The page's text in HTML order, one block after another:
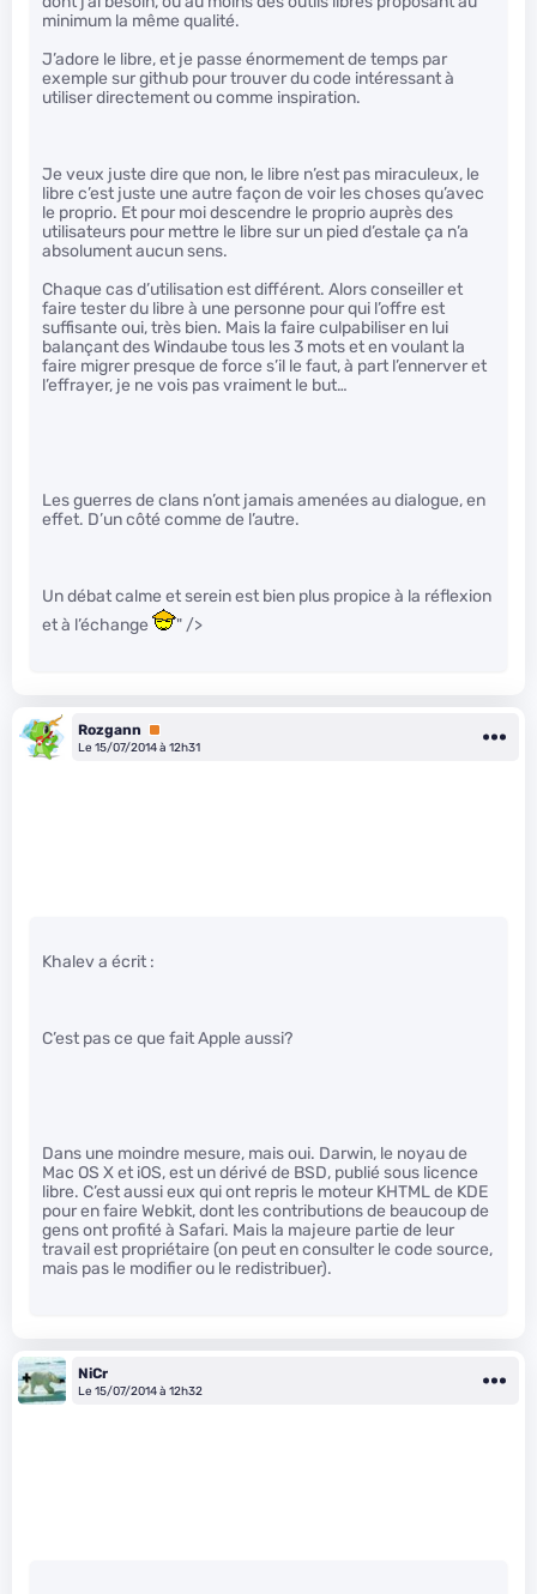
minimum la même qualité.
J’adore le libre, et je passe énormement de temps par
exemple sur github pour trouver du code intéressant à
utiliser directement ou comme inspiration.
Je veux juste dire que non, le libre n’est pas miraculeux, le
libre c’est juste une autre façon de voir les choses qu’avec
le proprio. Et pour moi descendre le proprio auprès des
utilisateurs pour mettre le libre sur un pied d’estale ça n’a
absolument aucun sens.
Chaque cas d’utilisation est différent. Alors conseiller et
faire tester du libre à une personne pour qui l’offre est
suffisante oui, très bien. Mais la faire culpabiliser en lui
balançant des Windaube tous les 3 mots et en voulant la
faire migrer presque de force s’il le faut, à part l’ennerver et
l’effrayer, je ne vois pas vraiment le but…
Les guerres de clans n’ont jamais amenées au dialogue, en
effet. D’un côté comme de l’autre.
Un débat calme et serein est bien plus propice à la réflexion
et à l’échange
" />
Rozgann
Premium
Le 15/07/2014 à 12h31
Khalev a écrit :
C’est pas ce que fait Apple aussi?
Dans une moindre mesure, mais oui. Darwin, le noyau de
Mac OS X et iOS, est un dérivé de BSD, publié sous licence
libre. C’est aussi eux qui ont repris le moteur KHTML de KDE
pour en faire Webkit, dont les contributions de beaucoup de
gens ont profité à Safari. Mais la majeure partie de leur
travail est propriétaire (on peut en consulter le code source,
mais pas le modifier ou le redistribuer).
NiCr
Le 15/07/2014 à 12h32